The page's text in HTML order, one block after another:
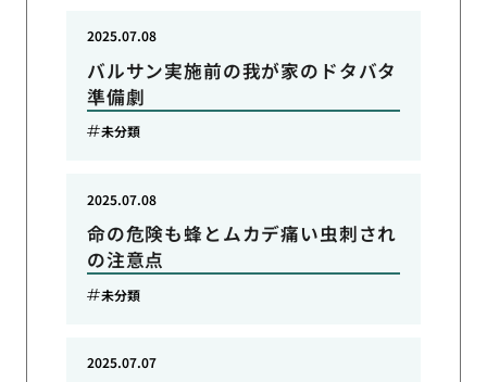
バルサン実施前の我が家のドタバタ
準備劇
2025.07.08
未分類
命の危険も蜂とムカデ痛い虫刺され
の注意点
2025.07.08
未分類
2025.07.07